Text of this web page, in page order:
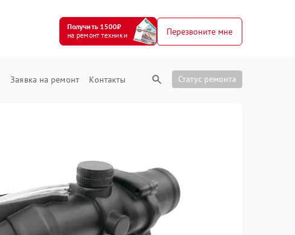
Получить 1500₽
на ремонт техники
Перезвоните мне
Заявка на ремонт Контакты Статус ремонта